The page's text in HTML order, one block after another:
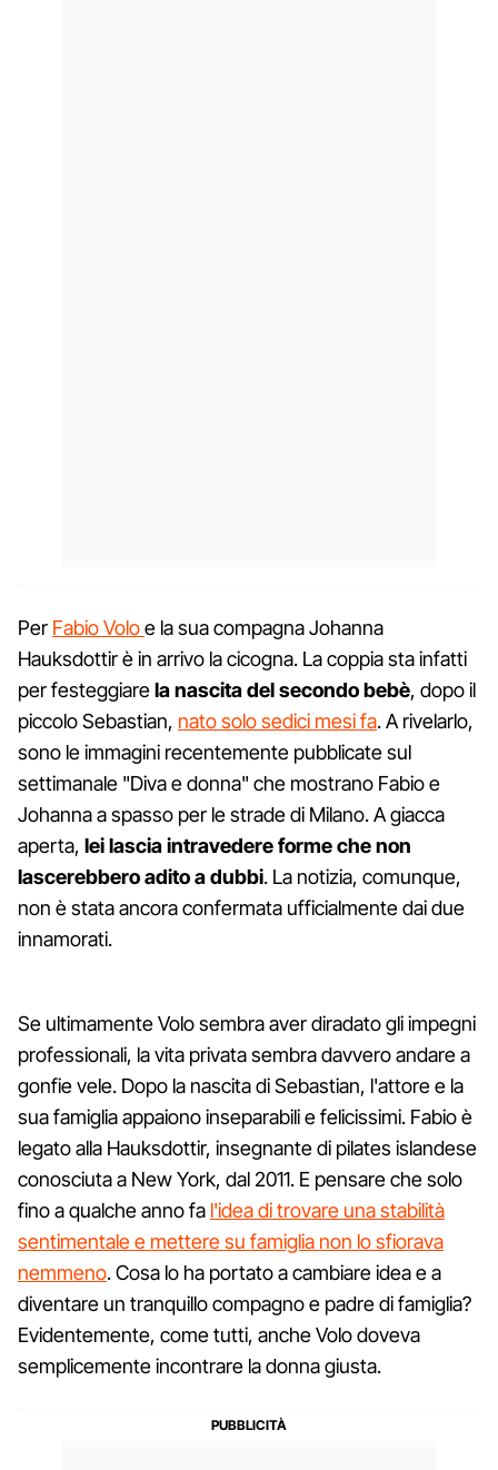
Per Fabio Voloe la sua compagna Johanna
Hauksdottir è in arrivo la cicogna. La coppia sta infatti
per festeggiarela nascita del secondo bebè, dopo il
piccolo Sebastian, nato solo sedici mesi fa. A rivelarlo,
sono le immagini recentemente pubblicate sul
settimanale "Diva e donna" che mostrano Fabio e
Johanna a spasso per le strade di Milano. A giacca
aperta, lei lascia intravedere forme che non
lascerebbero adito a dubbi. La notizia, comunque,
non è stata ancora confermata ufficialmente dai due
innamorati.
Se ultimamente Volo sembra aver diradato gli impegni
professionali, la vita privata sembra davvero andare a
gonfie vele. Dopo la nascita di Sebastian, l'attore e la
sua famiglia appaiono inseparabili e felicissimi. Fabio è
legato alla Hauksdottir, insegnante di pilates islandese
conosciuta a New York, dal 2011. E pensare che solo
fino a qualche anno fa l'idea di trovare una stabilità
sentimentale e mettere su famiglia non lo sfiorava
nemmeno. Cosa lo ha portato a cambiare idea e a
diventare un tranquillo compagno e padre di famiglia?
Evidentemente, come tutti, anche Volo doveva
semplicemente incontrare la donna giusta.